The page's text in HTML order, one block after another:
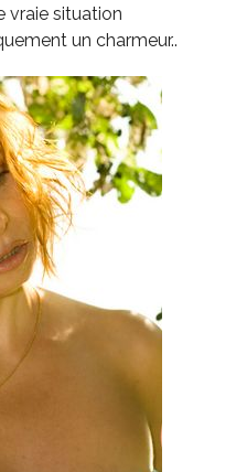
vraie situation
un charmeur..